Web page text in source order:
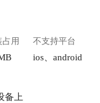
用 不支持平台
ios、android
备上